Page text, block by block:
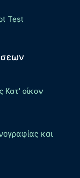
Test
Κατ’ οίκον
και